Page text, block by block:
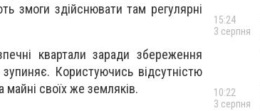
змоги здійснювати там регулярні
квартали заради збереження
Користуючись відсутністю
своїх же земляків.
15:24
3 серпня
10:22
3 серпня